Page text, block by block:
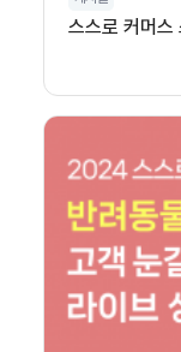
스스로 커머스